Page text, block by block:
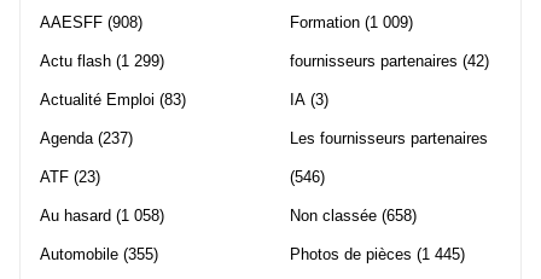
AAESFF (908)
Actu flash (1 299)
Actualité Emploi (83)
Agenda (237)
ATF (23)
Au hasard (1 058)
Automobile (355)
Formation (1 009)
fournisseurs partenaires (42)
IA (3)
Les fournisseurs partenaires
(546)
Non classée (658)
Photos de pièces (1 445)